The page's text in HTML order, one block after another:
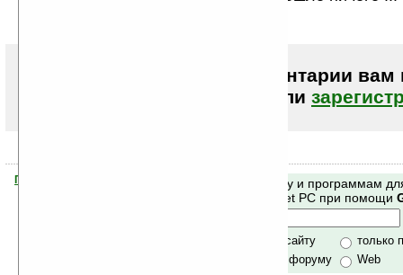
Чтобы писать комментарии вам
или
Помогите Ладошкам стать лучше
Поиск по сайту и программам
Mobile и Pocket PC при помощи
только по сайту
только
по сайту и форуму
Web